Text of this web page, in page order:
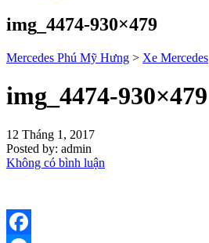
img_4474-930×479
Mercedes Phú Mỹ Hưng > Xe Mercedes
img_4474-930×479
12 Tháng 1, 2017
Posted by: admin
Không có bình luận